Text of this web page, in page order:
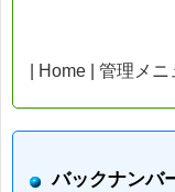
| Home | 管理メ
バックナンバ